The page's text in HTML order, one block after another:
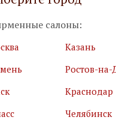
салоны:
Казань
Ростов-на-
Краснодар
Челябинск